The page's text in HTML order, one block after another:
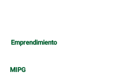
Emprendimiento
MIPG